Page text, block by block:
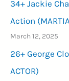
34+ Jackie
Action
March 12, 2025
26+ George
ACTOR)